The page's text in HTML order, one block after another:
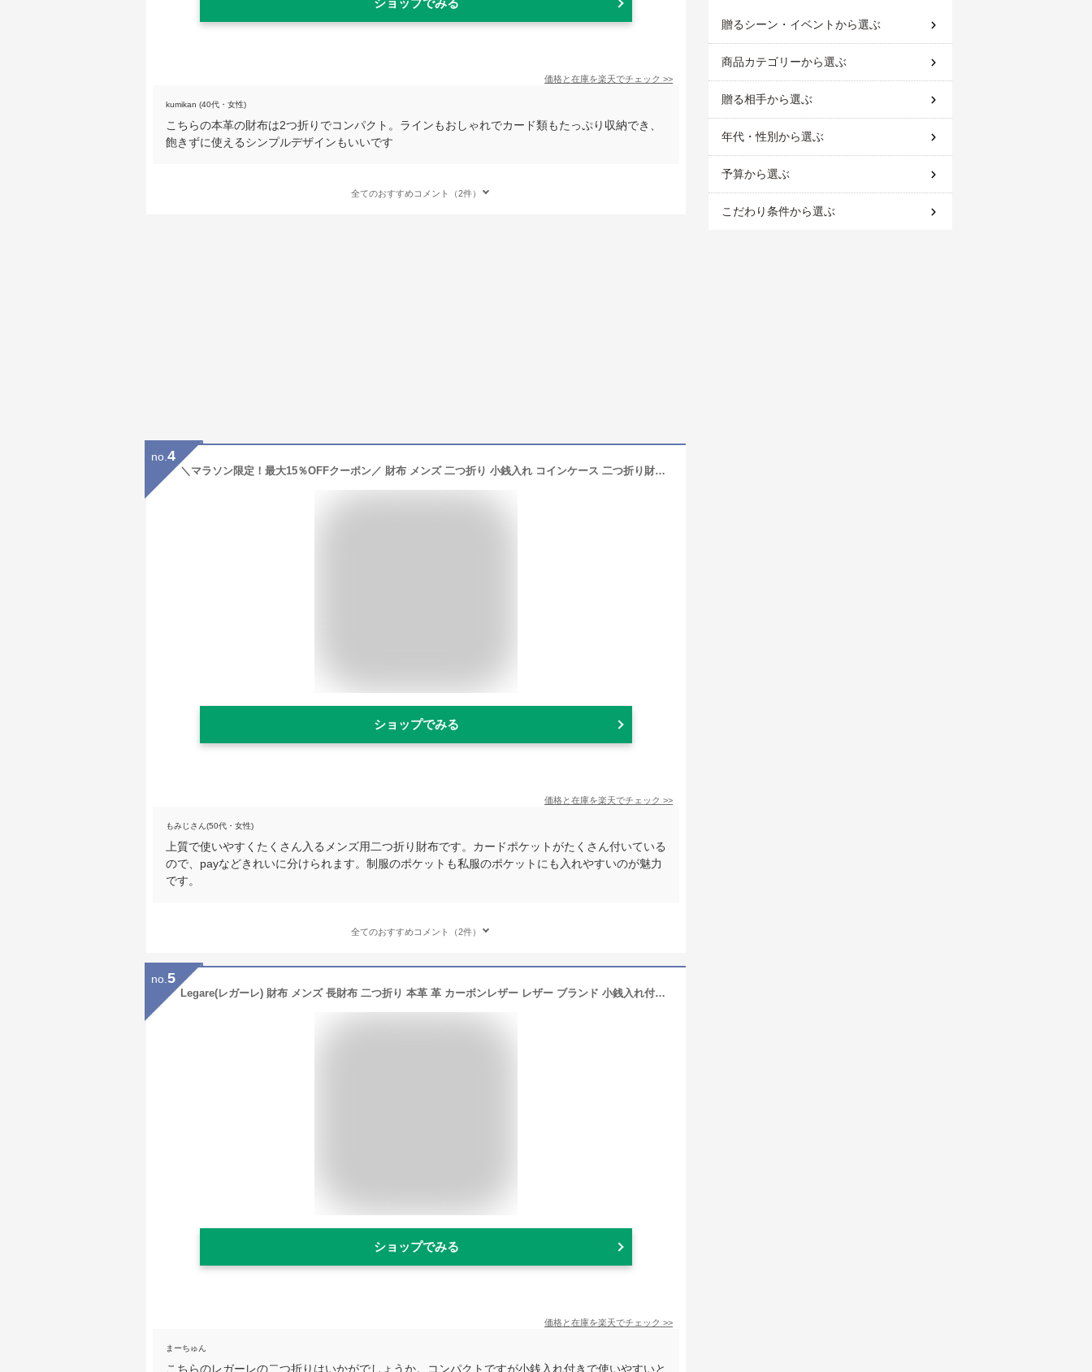
価格と在庫を楽天でチェック >>
kumikan (40代・女性)
こちらの本革の財布は2つ折りでコンパクト。ラインもおしゃれでカード類もたっぷり収納でき、
飽きずに使えるシンプルデザインもいいです
全てのおすすめコメント（2件）
no. 4
＼マラソン限定！最大15％OFFクーポン／ 財布 メンズ 二つ折り 小銭入れ コインケース 二つ折り財布 メンズ財布 コンパクト お札入れ カード入れ おしゃれ サイフ ジュニア 男の子 中学生 小学生 大容量 ファスナー 40代 50代 30代 20代 レザーウォレット 紳士用 高校生
ショップでみる
価格と在庫を楽天でチェック >>
もみじさん(50代・女性)
上質で使いやすくたくさん入るメンズ用二つ折り財布です。カードポケットがたくさん付いている
ので、payなどきれいに分けられます。制服のポケットも私服のポケットにも入れやすいのが魅力
です。
全てのおすすめコメント（2件）
no. 5
Legare(レガーレ) 財布 メンズ 長財布 二つ折り 本革 革 カーボンレザー レザー ブランド 小銭入れ付き コインケース L字ファスナー 二つ折り財布 2つ折り レディース 化粧箱付き ギフト
ショップでみる
価格と在庫を楽天でチェック >>
まーちゅん
こちらのレガーレの二つ折りはいかがでしょうか。コンパクトですが小銭入れ付きで使いやすいと
贈るシーン・イベントから選ぶ
商品カテゴリーから選ぶ
贈る相手から選ぶ
年代・性別から選ぶ
予算から選ぶ
こだわり条件から選ぶ